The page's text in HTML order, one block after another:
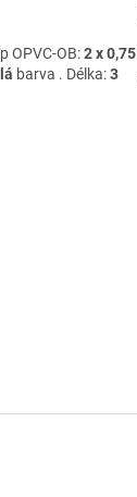
OPVC-OB:2 x 0,75
barva . Délka:3